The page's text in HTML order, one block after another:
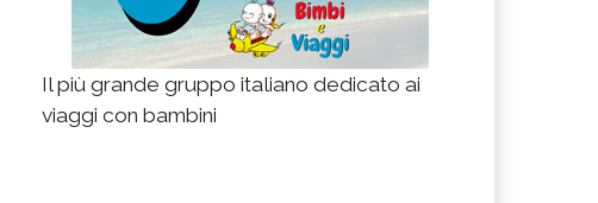
Il più grande gruppo italiano dedicato ai
viaggi con bambini